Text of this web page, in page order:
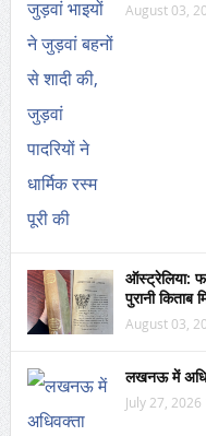
August 03,
ऑस्ट्रेलिया:
पुरानी किताब
August 03,
लखनऊ में
July 27,